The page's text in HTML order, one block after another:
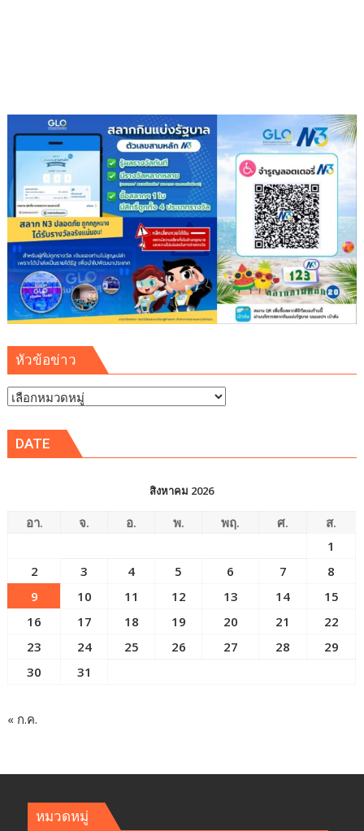
หัวข้อข่าว
หัวข้อ
DATE
สิงหาคม 2026
อา. จ. อ. พ. พฤ. ศ.
ส.
1
2
3 4 5 6 7
8
9
10 11 12 13 14
15
16
17 18 19 20 21
22
23
24 25 26 27 28
29
30
31
« ก.ค.
หมวดหมู่